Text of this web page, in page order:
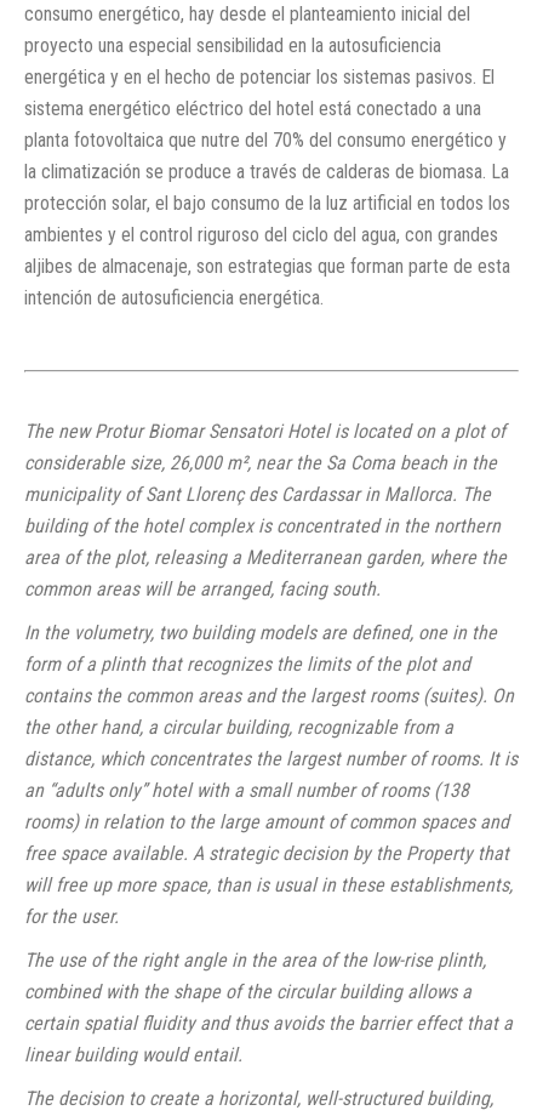
consumo energético, hay desde el planteamiento inicial del
proyecto una especial sensibilidad en la autosuficiencia
energética y en el hecho de potenciar los sistemas pasivos. El
sistema energético eléctrico del hotel está conectado a una
planta fotovoltaica que nutre del 70% del consumo energético y
la climatización se produce a través de calderas de biomasa. La
protección solar, el bajo consumo de la luz artificial en todos los
ambientes y el control riguroso del ciclo del agua, con grandes
aljibes de almacenaje, son estrategias que forman parte de esta
intención de autosuficiencia energética.
The new Protur Biomar Sensatori Hotel is located on a plot of
considerable size, 26,000 m², near the Sa Coma beach in the
municipality of Sant Llorenç des Cardassar in Mallorca. The
building of the hotel complex is concentrated in the northern
area of ​​the plot, releasing a Mediterranean garden, where the
common areas will be arranged, facing south.
In the volumetry, two building models are defined, one in the
form of a plinth that recognizes the limits of the plot and
contains the common areas and the largest rooms (suites). On
the other hand, a circular building, recognizable from a
distance, which concentrates the largest number of rooms. It is
an “adults only” hotel with a small number of rooms (138
rooms) in relation to the large amount of common spaces and
free space available. A strategic decision by the Property that
will free up more space, than is usual in these establishments,
for the user.
The use of the right angle in the area of ​​the low-rise plinth,
combined with the shape of the circular building allows a
certain spatial fluidity and thus avoids the barrier effect that a
linear building would entail.
The decision to create a horizontal, well-structured building,